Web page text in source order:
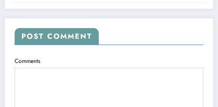
POST COMMENT
Comments